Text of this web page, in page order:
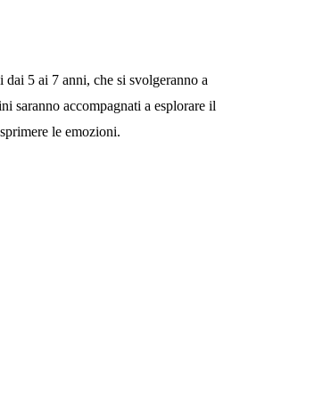
5 ai 7 anni, che si svolgeranno a
saranno accompagnati a esplorare il
le emozioni.